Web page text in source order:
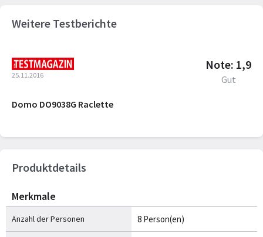
Weitere Testberichte
25.11.2016
Note: 1,9
Gut
Domo DO9038G Raclette
Produktdetails
Merkmale
Anzahl der Personen 8 Person(en)